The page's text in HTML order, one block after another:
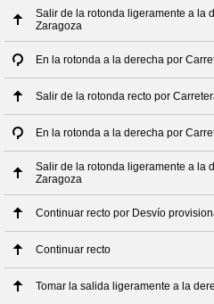
Salir de la rotonda ligeramente a la
Zaragoza
En la rotonda a la derecha por
Salir de la rotonda recto por
En la rotonda a la derecha por
Salir de la rotonda ligeramente a la
Zaragoza
Continuar recto por Desvío
Continuar recto
Tomar la salida ligeramente a la